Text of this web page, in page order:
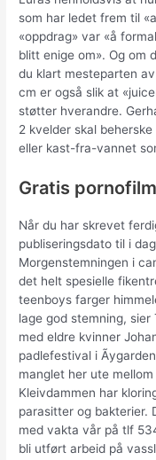
som har ledet frem til
«oppdrag» var «å
blitt enige om». Og om
du klart mesteparten
cm er også slik at
støtter hverandre.
2 kvelder skal
eller kast-fra-vannet
Gratis
Når du har skrevet
publiseringsdato til i
Morgenstemningen i
det helt spesielle
teenboys farger
lage god stemning, sier
med eldre kvinner
padlefestival i
manglet her ute
Kleivdammen har
parasitter og bakterier.
med vakta vår på tlf
bli utført arbeid på